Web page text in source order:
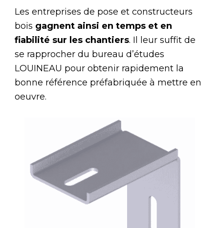
Les entreprises de pose et constructeurs
bois gagnent ainsi en temps et en
fiabilité sur les chantiers. Il leur suffit de
se rapprocher du bureau d’études
LOUINEAU pour obtenir rapidement la
bonne référence préfabriquée à mettre en
oeuvre.